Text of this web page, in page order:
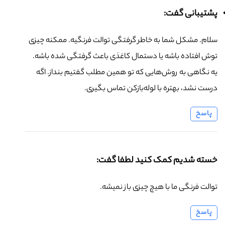
پشتیبانی گفت:
سلام. مشکل شما به خاطر گرفتگی توالت فرنگیه. ممکنه چیزی
توش افتاده باشه یا دستمال کاغذی باعث گرفتگی شده باشه.
یه نگاهی به روش‌هایی که تو همین مطلب گفتیم بنداز. اگه
درست نشد، بهتره با لوله‌بازکن تماس بگیری.
پاسخ
خسته شدیم کمک کنید لطفا گفت:
توالت فرنگی ما با هیچ چیزی باز نمیشه.
پاسخ